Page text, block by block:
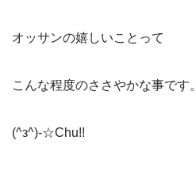
オッサンの嬉しいことって
こんな程度のささやかな事です。
(^з^)-☆Chu!!